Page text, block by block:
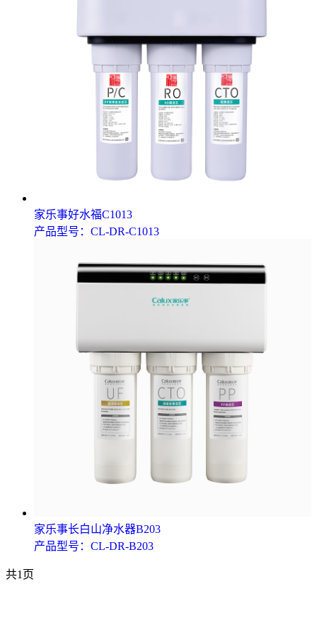
家乐事好水福C1013
产品型号：CL-DR-C1013
家乐事长白山净水器B203
产品型号：CL-DR-B203
共1页